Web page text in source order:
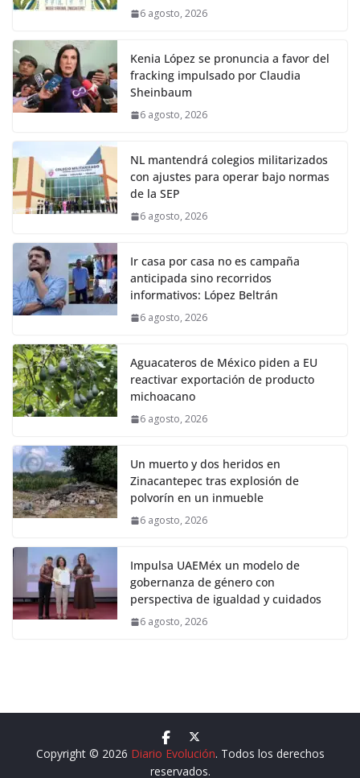
6 agosto, 2026
Kenia López se pronuncia a favor del
fracking impulsado por Claudia
Sheinbaum
6 agosto, 2026
NL mantendrá colegios militarizados
con ajustes para operar bajo normas
de la SEP
6 agosto, 2026
Ir casa por casa no es campaña
anticipada sino recorridos
informativos: López Beltrán
6 agosto, 2026
Aguacateros de México piden a EU
reactivar exportación de producto
michoacano
6 agosto, 2026
Un muerto y dos heridos en
Zinacantepec tras explosión de
polvorín en un inmueble
6 agosto, 2026
Impulsa UAEMéx un modelo de
gobernanza de género con
perspectiva de igualdad y cuidados
6 agosto, 2026
Copyright © 2026 Diario Evolución. Todos los derechos
reservados.